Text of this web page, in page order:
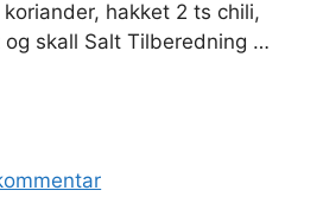
hakket 2 ts chili,
og skall Salt Tilberedning …